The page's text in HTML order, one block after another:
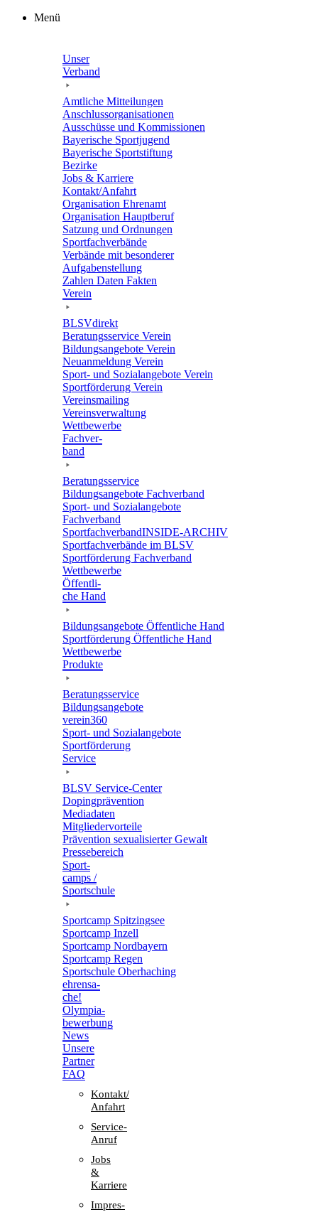
Zum
Menü
Unser
Verband
Amtli­che Mitteilungen
Anschluss­or­ga­ni­sa­tio­nen
Ausschüsse und Kommissionen
Baye­ri­sche Sportjugend
Baye­ri­sche Sportstiftung
Bezirke
Jobs & Karriere
Kontakt/​​Anfahrt
Orga­ni­sa­tion Ehrenamt
Orga­ni­sa­tion Hauptberuf
Satzung und Ordnungen
Sport­fach­ver­bände
Verbände mit beson­de­rer
Aufgabenstellung
Zahlen Daten Fakten
Verein
BLSVdi­rekt
Bera­tungs­ser­vice Verein
Bildungs­an­ge­bote Verein
Neuan­mel­dung Verein
Sport- und Sozi­al­an­ge­bote Verein
Sport­för­de­rung Verein
Vereins­mai­ling
Vereins­ver­wal­tung
Wett­be­werbe
Fach­ver­
band
Bera­tungs­ser­vice
Bildungs­an­ge­bote Fachverband
Sport- und Sozi­al­an­ge­bote
Fachverband
Sport­fach­ver­ban­d­IN­SIDE-ARCHIV
Sport­fach­ver­bände im BLSV
Sport­för­de­rung Fachverband
Wett­be­werbe
Öffent­li­
che Hand
Bildungs­an­ge­bote Öffent­li­che Hand
Sport­för­de­rung Öffent­li­che Hand
Wett­be­werbe
Produkte
Bera­tungs­ser­vice
Bildungs­an­ge­bote
verein360
Sport- und Sozialangebote
Sport­för­de­rung
Service
BLSV Service-Center
Doping­prä­ven­tion
Media­da­ten
Mitglie­der­vor­teile
Präven­tion sexua­li­sier­ter Gewalt
Pres­se­be­reich
Sport­
camps /
Sportschule
Sport­camp Spitzingsee
Sport­camp Inzell
Sport­camp Nordbayern
Sport­camp Regen
Sport­schule Oberhaching
ehren­sa­
che!
Olym­pia­
be­wer­bung
News
Unsere
Part­ner
FAQ
Kontakt/​​
Anfahrt
Service-
Anruf
Jobs
&
Karriere
Impres­